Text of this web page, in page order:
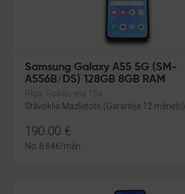
Samsung Galaxy A55 5G (SM-
A556B/DS) 128GB 8GB RAM
Rīga, Gobas iela 15a
Stāvoklis Mazlietots (Garantija 12 mēneši)
190.00 €
No 8.64€/mēn.